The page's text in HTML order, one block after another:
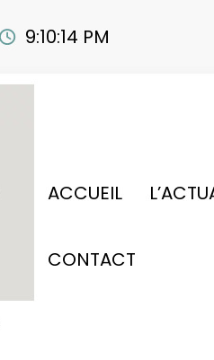
9:10:15 PM
ACCUEIL
CONTACT